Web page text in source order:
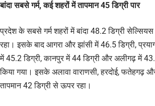
बांदा सबसे गर्म, कई शहरों में तापमान 45 डिग्री पार
प्रदेश के सबसे गर्म शहरों में बांदा 48.2 डिग्री
रहा। इसके बाद आगरा और झांसी में 46.5 डिग्री,
में 45.2 डिग्री, कानपुर में 44 डिग्री और अलीगढ़ में
किया गया। इसके अलावा वाराणसी, हरदोई, फतेहगढ़
तापमान 42 डिग्री से ऊपर रहा।